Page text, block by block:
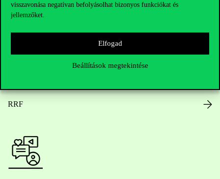
visszavonása negatívan befolyásolhat bizonyos funkciókat és
jellemzőket.
Elfogad
Beállítások megtekintése
Házirend
Közérdekű adatok
Karrier
RRF